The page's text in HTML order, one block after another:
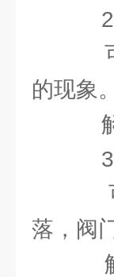
2
的现象。
3
落，阀